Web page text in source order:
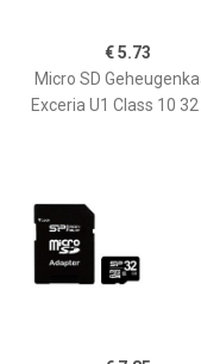
€ 5.73
Micro SD
Exceria U1 Class 10 32